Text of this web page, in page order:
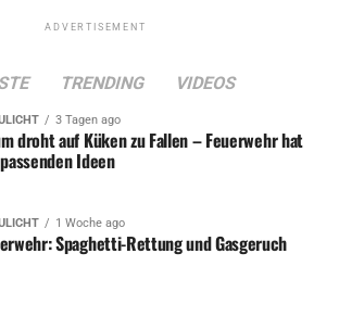
ADVERTISEMENT
TRENDING VIDEOS
3 Tagen ago
droht auf Küken zu Fallen – Feuerwehr hat
Ideen
1 Woche ago
Spaghetti-Rettung und Gasgeruch